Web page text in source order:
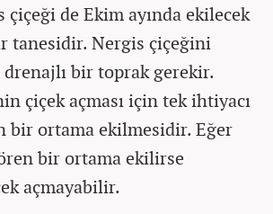
çiçeği de Ekim ayında ekilecek
tanesidir. Nergis çiçeğini
bir toprak gerekir.
çiçek açması için tek ihtiyacı
bir ortama ekilmesidir. Eğer
bir ortama ekilirse
açmayabilir.